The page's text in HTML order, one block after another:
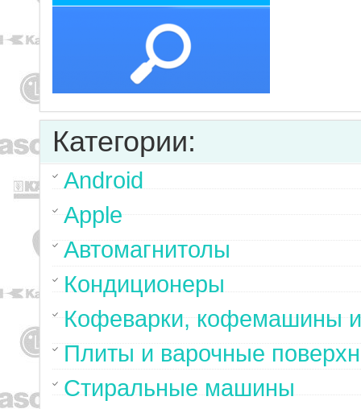
Категории:
Android
Apple
Автомагнитолы
Кондиционеры
Кофеварки, кофемашины
Плиты и варочные
Стиральные машины